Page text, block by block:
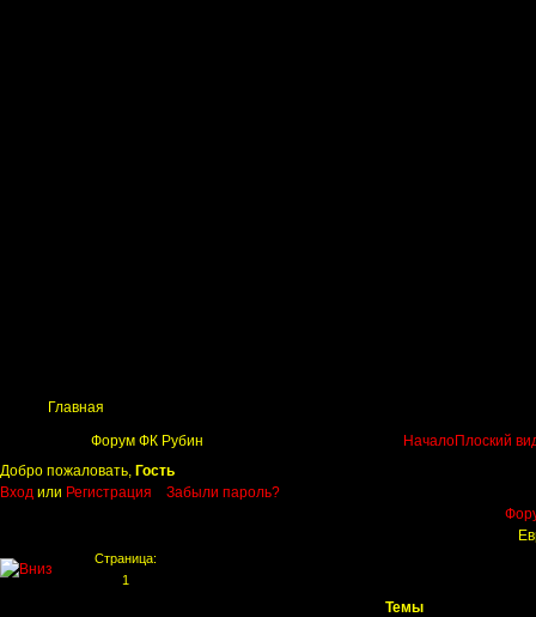
Главная
Форум ФК Рубин
НачалоПлоский
Добро пожаловать, Гость
Вход или Регистрация
Забыли пароль?
Страница:
1
Темы